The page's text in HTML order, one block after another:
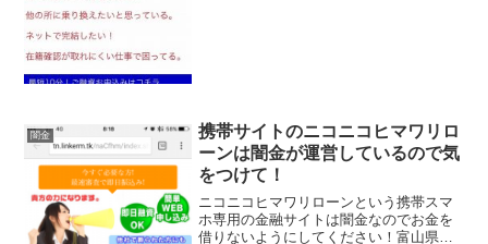
闇金
携帯サイトのニコニコヒマワリロ
ーンは闇金が運営しているので気
をつけて！
ニコニコヒマワリローンという携帯スマ
ホ専用の金融サイトは闇金なのでお金を
借りないようにしてください！富山県に